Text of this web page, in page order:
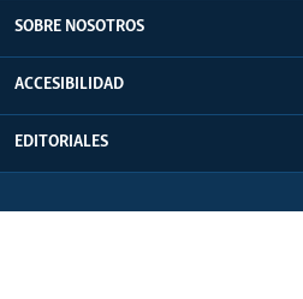
SOBRE NOSOTROS
ACCESIBILIDAD
EDITORIALES